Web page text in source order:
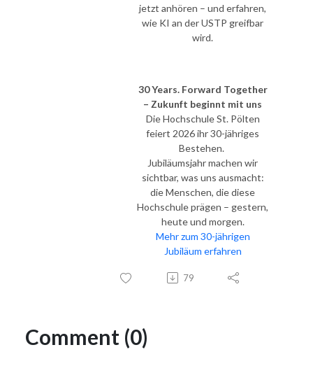
jetzt anhören – und erfahren,
wie KI an der USTP greifbar
wird.
30 Years. Forward Together
– Zukunft beginnt mit uns
Die Hochschule St. Pölten
feiert 2026 ihr 30-jähriges
Bestehen.
Jubiläumsjahr machen wir
sichtbar, was uns ausmacht:
die Menschen, die diese
Hochschule prägen – gestern,
heute und morgen.
Mehr zum 30-jährigen
Jubiläum erfahren
79
Comment (0)